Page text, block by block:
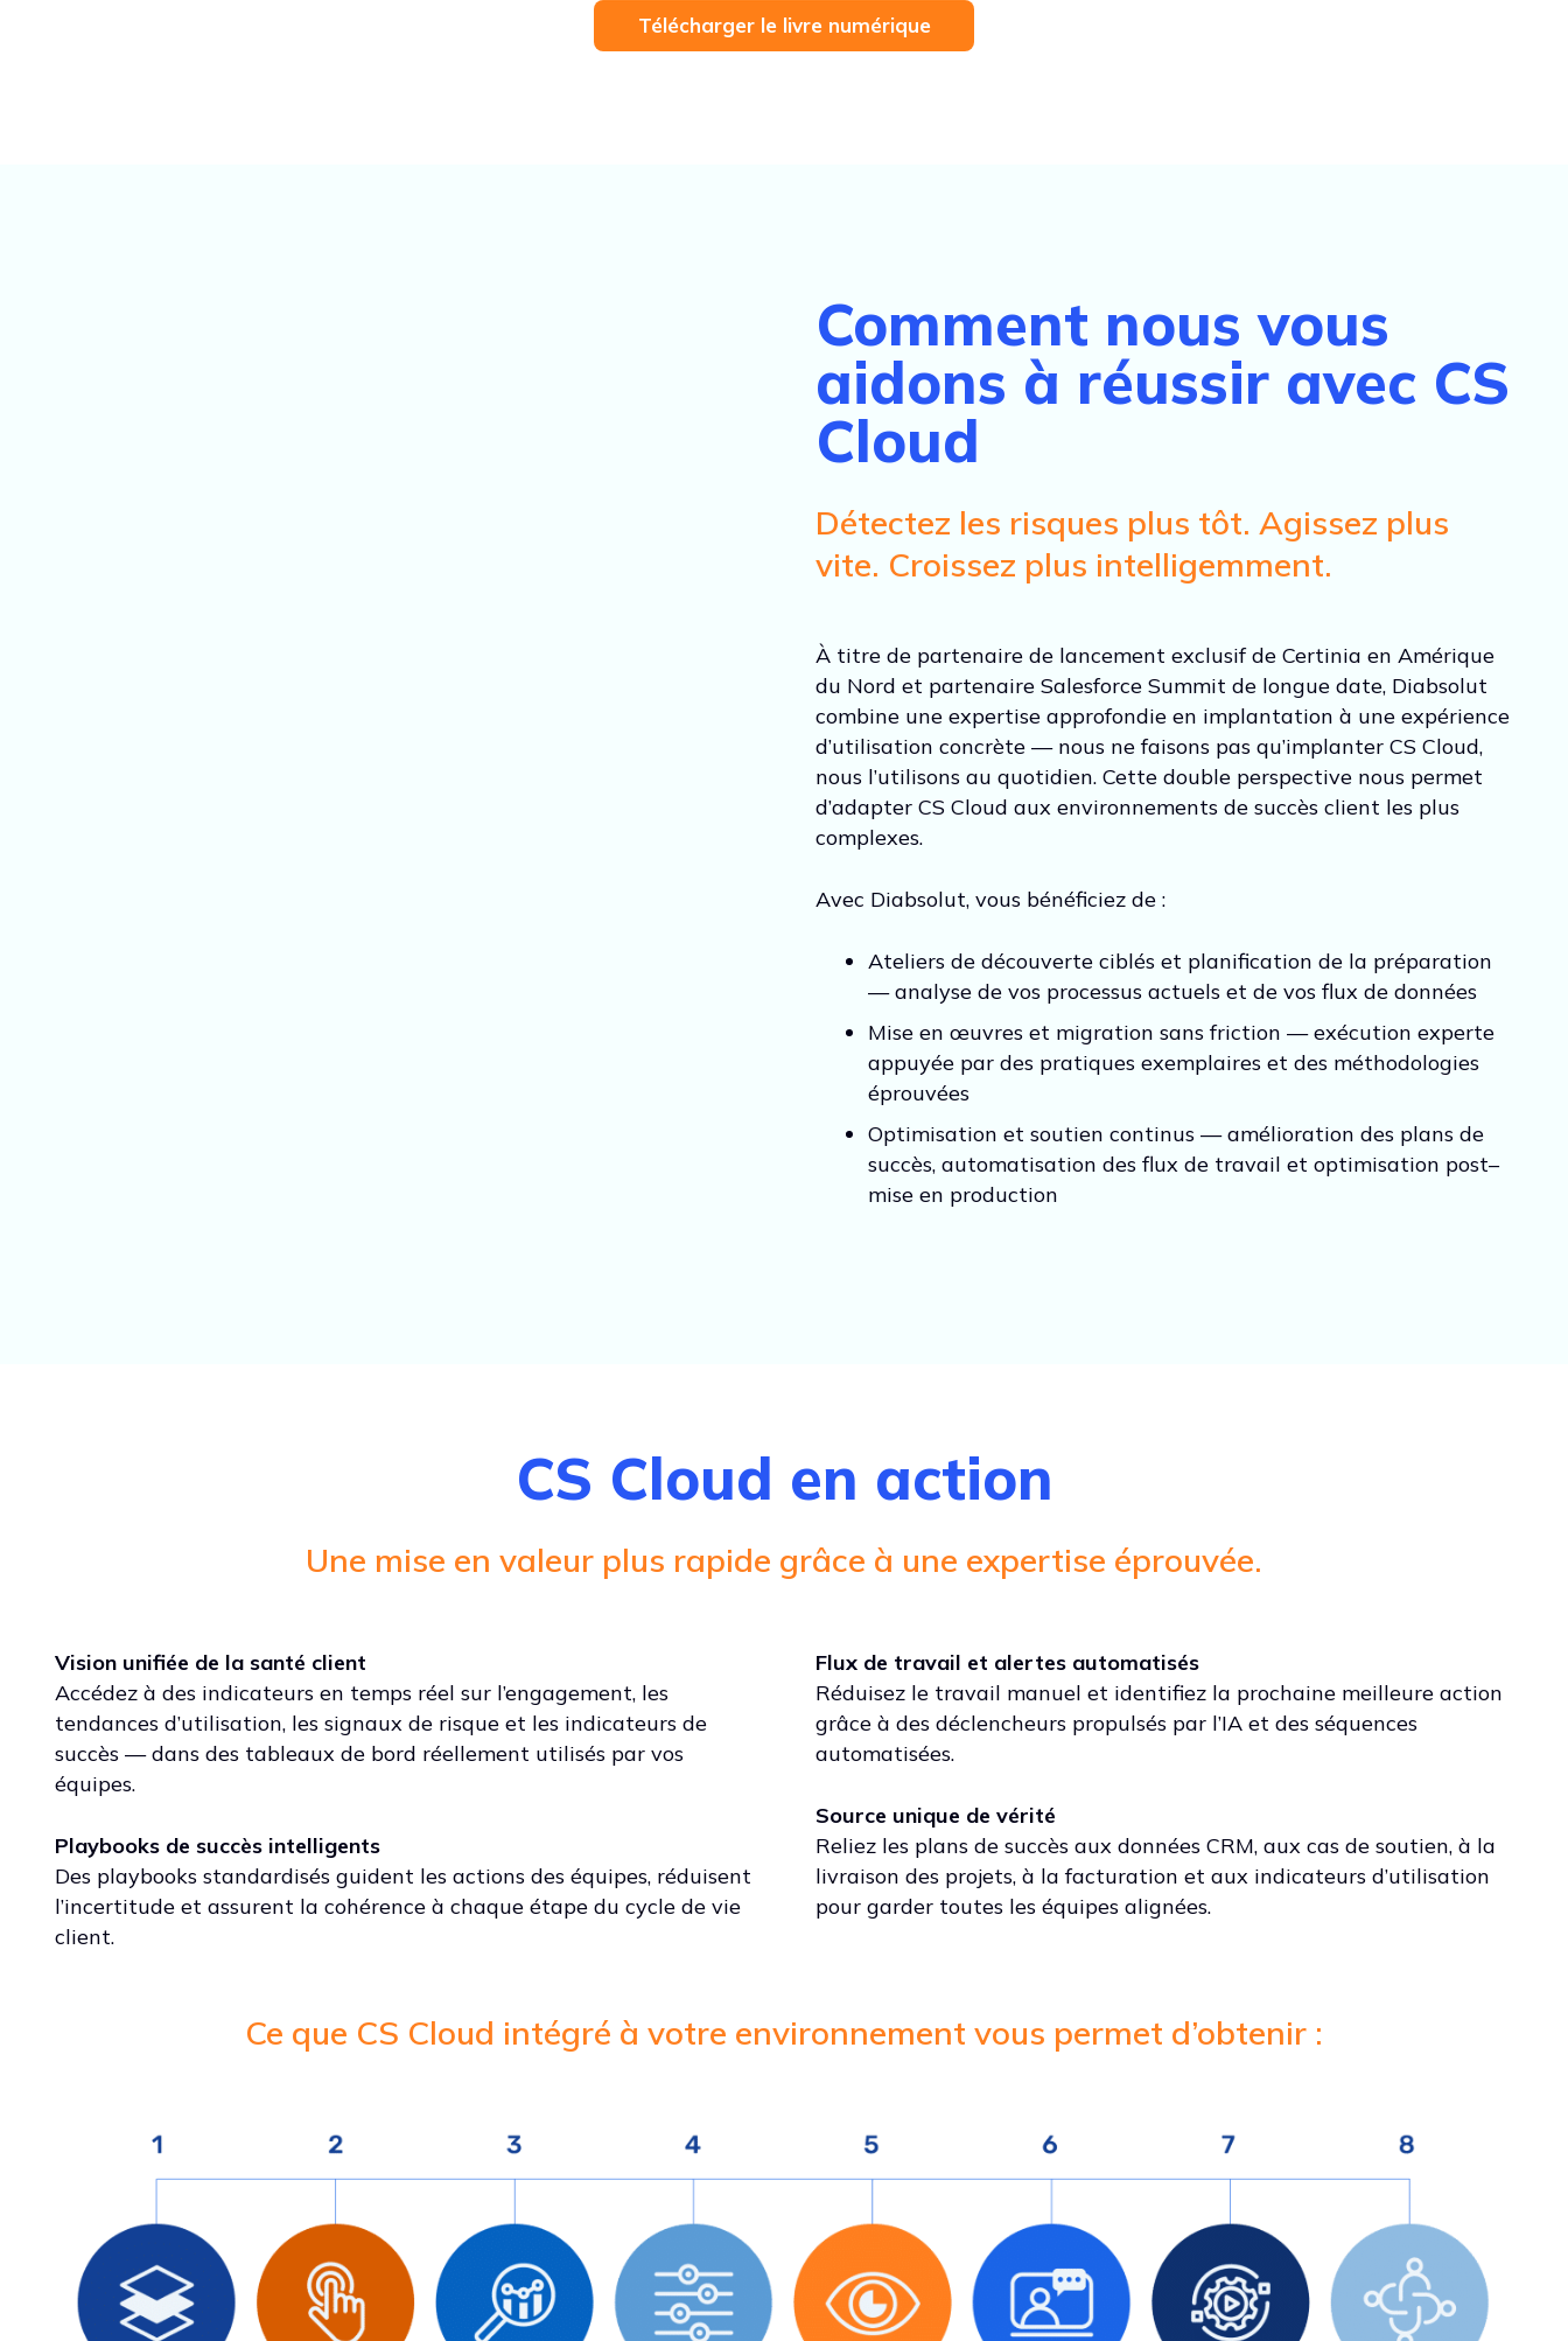
Télécharger le livre numérique
Comment nous vous
aidons à réussir avec CS
Cloud
Détectez les risques plus tôt. Agissez plus
vite. Croissez plus intelligemment.
À titre de partenaire de lancement exclusif de Certinia en Amérique
du Nord et partenaire Salesforce Summit de longue date, Diabsolut
combine une expertise approfondie en implantation à une expérience
d’utilisation concrète — nous ne faisons pas qu’implanter CS Cloud,
nous l’utilisons au quotidien. Cette double perspective nous permet
d’adapter CS Cloud aux environnements de succès client les plus
complexes.
Avec Diabsolut, vous bénéficiez de :
Ateliers de découverte ciblés et planification de la préparation
— analyse de vos processus actuels et de vos flux de données
Mise en œuvres et migration sans friction — exécution experte
appuyée par des pratiques exemplaires et des méthodologies
éprouvées
Optimisation et soutien continus — amélioration des plans de
succès, automatisation des flux de travail et optimisation post–
mise en production
CS Cloud en action
Une mise en valeur plus rapide grâce à une expertise éprouvée.
Vision unifiée de la santé client
Accédez à des indicateurs en temps réel sur l’engagement, les
tendances d’utilisation, les signaux de risque et les indicateurs de
succès — dans des tableaux de bord réellement utilisés par vos
équipes.
Playbooks de succès intelligents
Des playbooks standardisés guident les actions des équipes, réduisent
l’incertitude et assurent la cohérence à chaque étape du cycle de vie
client.
Flux de travail et alertes automatisés
Réduisez le travail manuel et identifiez la prochaine meilleure action
grâce à des déclencheurs propulsés par l’IA et des séquences
automatisées.
Source unique de vérité
Reliez les plans de succès aux données CRM, aux cas de soutien, à la
livraison des projets, à la facturation et aux indicateurs d’utilisation
pour garder toutes les équipes alignées.
Ce que CS Cloud intégré à votre environnement vous permet d’obtenir :